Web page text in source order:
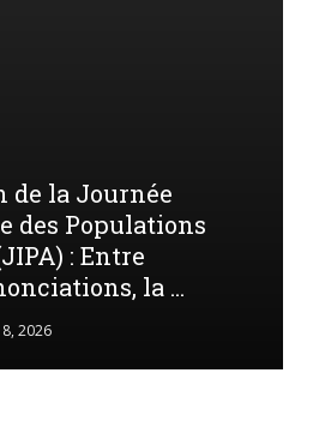
de la Journée
des Populations
: Entre
la ...
2026